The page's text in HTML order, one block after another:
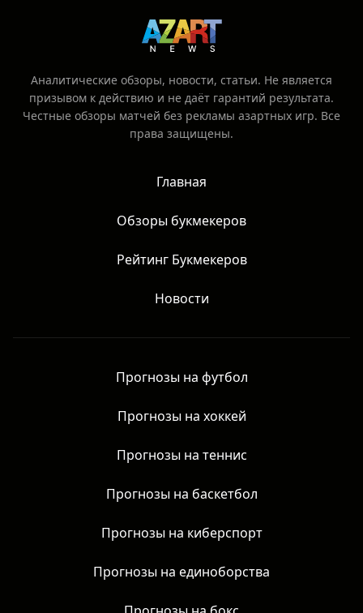
Аналитические обзоры, новости, статьи. Не является
призывом к действию и не даёт гарантий результата.
Честные обзоры матчей без рекламы азартных игр. Все
права защищены.
Главная
Обзоры букмекеров
Рейтинг Букмекеров
Новости
Прогнозы на футбол
Прогнозы на хоккей
Прогнозы на теннис
Прогнозы на баскетбол
Прогнозы на киберспорт
Прогнозы на единоборства